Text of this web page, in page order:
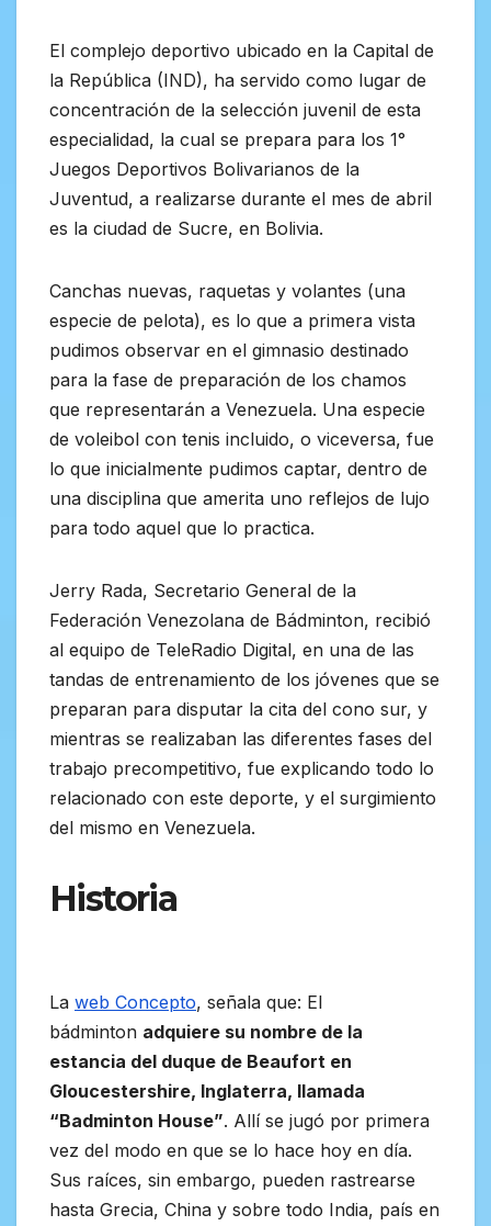
El complejo deportivo ubicado en la Capital de
la República (IND), ha servido como lugar de
concentración de la selección juvenil de esta
especialidad, la cual se prepara para los 1°
Juegos Deportivos Bolivarianos de la
Juventud, a realizarse durante el mes de abril
es la ciudad de Sucre, en Bolivia.
Canchas nuevas, raquetas y volantes (una
especie de pelota), es lo que a primera vista
pudimos observar en el gimnasio destinado
para la fase de preparación de los chamos
que representarán a Venezuela. Una especie
de voleibol con tenis incluido, o viceversa, fue
lo que inicialmente pudimos captar, dentro de
una disciplina que amerita uno reflejos de lujo
para todo aquel que lo practica.
Jerry Rada, Secretario General de la
Federación Venezolana de Bádminton, recibió
al equipo de TeleRadio Digital, en una de las
tandas de entrenamiento de los jóvenes que se
preparan para disputar la cita del cono sur, y
mientras se realizaban las diferentes fases del
trabajo precompetitivo, fue explicando todo lo
relacionado con este deporte, y el surgimiento
del mismo en Venezuela.
Historia
La web Concepto, señala que: El
bádminton adquiere su nombre de la
estancia del duque de Beaufort en
Gloucestershire, Inglaterra, llamada
“Badminton House”. Allí se jugó por primera
vez del modo en que se lo hace hoy en día.
Sus raíces, sin embargo, pueden rastrearse
hasta Grecia, China y sobre todo India, país en